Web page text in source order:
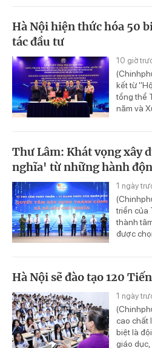
Hà Nội hiện thức hóa 50
tác đầu tư
10 giờ
kết từ
tổng thể
năm và
Thư Lâm: Khát vọng xây
nghĩa' từ những hành
1 ngày
triển của
thành
được
Hà Nội sẽ đào tạo 120
1 ngày
cao chất
biệt là
giáo dục,